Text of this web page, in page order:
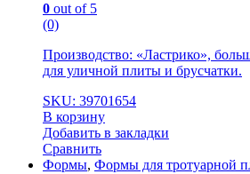
0 out of 5
(0)
Производство: «Ластрико»,
для уличной плиты и брусчатки.
SKU: 39701654
В корзину
Добавить в закладки
Сравнить
Формы, Формы для тротуарной